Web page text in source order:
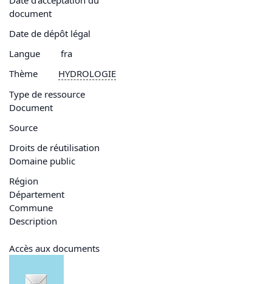
document
Date de dépôt légal
Langue
fra
Thème
HYDROLOGIE
Type de ressource
Document
Source
Droits de réutilisation
Domaine public
Région
Département
Commune
Description
Accès aux documents